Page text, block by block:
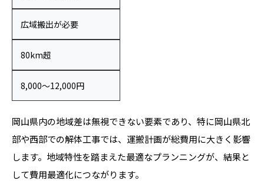
広域搬出が必要
80km超
8,000〜12,000円
岡山県内の地域差は無視できない要素であり、特に岡山県北
部や西部での解体工事では、運搬計画が総費用に大きく影響
します。地域特性を踏まえた最適なプランニングが、結果と
して費用最適化につながります。